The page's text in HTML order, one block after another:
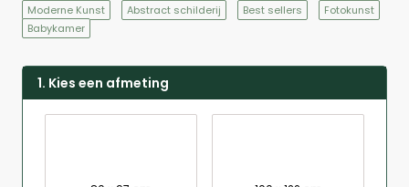
Moderne Kunst Abstract schilderij Best sellers
Fotokunst
Babykamer
1. Kies een afmeting